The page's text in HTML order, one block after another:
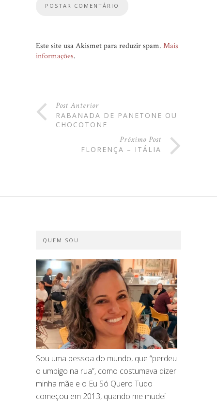
Este site usa Akismet para reduzir spam. Mais
informações.
Post Anterior
RABANADA DE PANETONE OU
CHOCOTONE
Próximo Post
FLORENÇA – ITÁLIA
QUEM SOU
Sou uma pessoa do mundo, que “perdeu
o umbigo na rua”, como costumava dizer
minha mãe e o Eu Só Quero Tudo
começou em 2013, quando me mudei